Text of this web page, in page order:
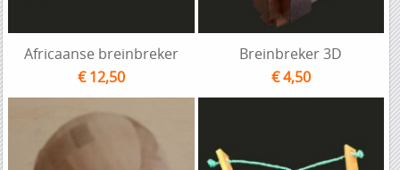
Africaanse breinbreker
€ 12,50
Breinbreker 3D
€ 4,50